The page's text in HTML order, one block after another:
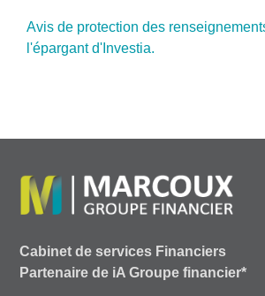
Avis de protection des
l'épargant d'Investia.
Cabinet de services Financiers
Partenaire de iA Groupe financier*